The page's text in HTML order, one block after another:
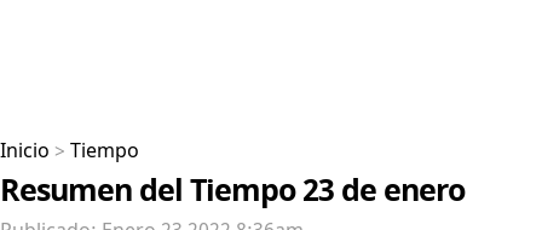
Inicio > Tiempo
Resumen del Tiempo 23 de enero